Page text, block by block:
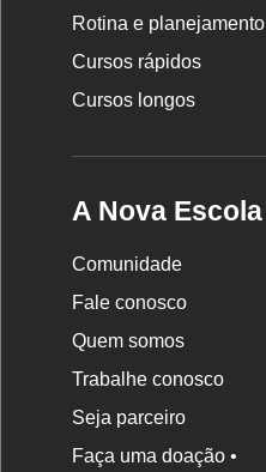
Rotina e planejamento
Cursos rápidos
Cursos longos
A Nova Escola
Comunidade
Fale conosco
Quem somos
Trabalhe conosco
Seja parceiro
Faça uma doação •